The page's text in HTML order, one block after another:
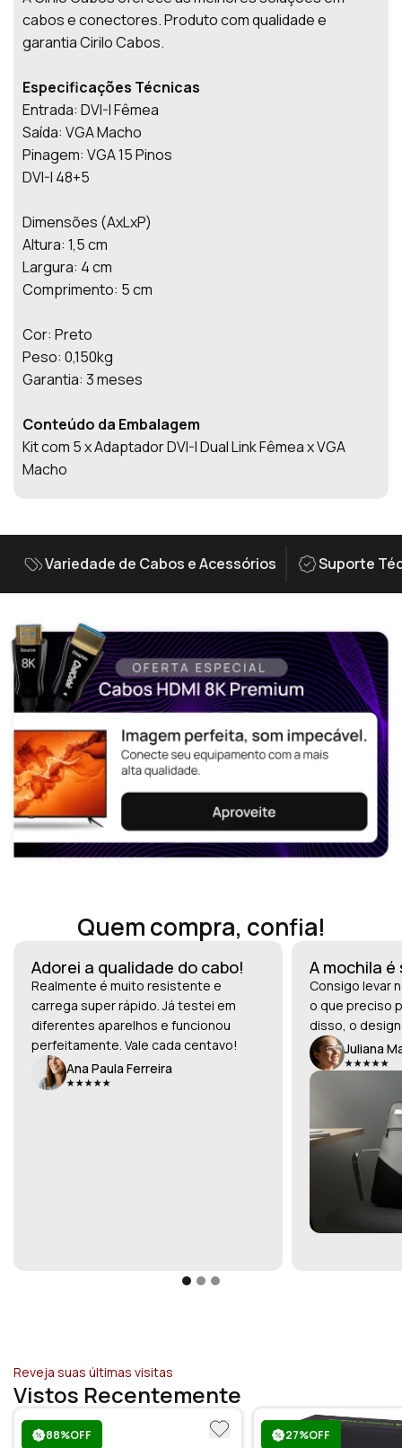
cabos e conectores. Produto com qualidade e
garantia Cirilo Cabos.
Especificações Técnicas
Entrada: DVI-I Fêmea
Saída: VGA Macho
Pinagem: VGA 15 Pinos
DVI-I 48+5
Dimensões (AxLxP)
Altura: 1,5 cm
Largura: 4 cm
Comprimento: 5 cm
Cor: Preto
Peso: 0,150kg
Garantia: 3 meses
Conteúdo da Embalagem
Kit com 5 x Adaptador DVI-I Dual Link Fêmea x VGA
Macho
Variedade de Cabos e Acessórios Suporte
Quem compra, confia!
Adorei a qualidade do cabo!
Realmente é muito resistente e
carrega super rápido. Já testei em
diferentes aparelhos e funcionou
perfeitamente. Vale cada centavo!
Ana Paula Ferreira
A mochila
Consigo levar
o que preciso
disso, o
Juliana
Reveja suas últimas visitas
Vistos Recentemente
88%OFF 27%OFF